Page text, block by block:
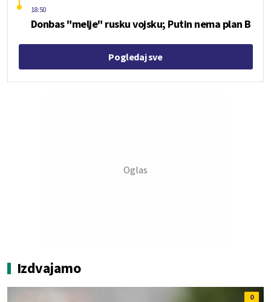
Donbas "melje" rusku vojsku; Putin nema plan B
18:50
Pogledaj sve
Izdvajamo
0